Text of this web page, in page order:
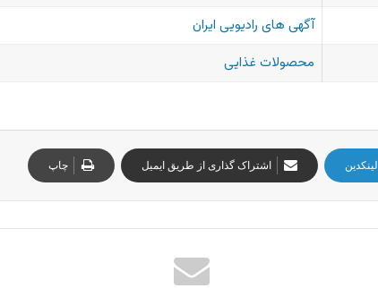
آگهی های رادیویی ایران
محصولات غذایی
لینکدین اشتراک گذاری از طریق ایمیل چاپ